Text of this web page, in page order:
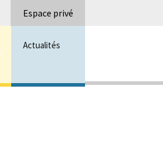
Espace privé
Actualités